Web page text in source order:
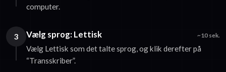
computer.
3 Vælg sprog: Lettisk ~10 sek.
Vælg Lettisk som det talte sprog, og klik derefter på
“Transskriber”.